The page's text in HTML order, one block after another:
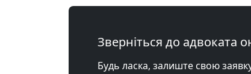
Зверніться до адвоката
Будь ласка, залиште свою